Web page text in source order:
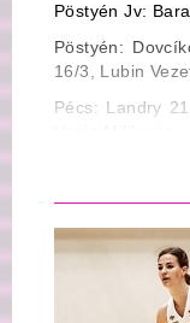
Gólpassz: 11
Szerzett labda:
Pöstyén Jv:
Pöstyén:
16/3, Lubin
Pécs: Landry
Mezőny
3-pontos
Büntető
Lepattanó: 43